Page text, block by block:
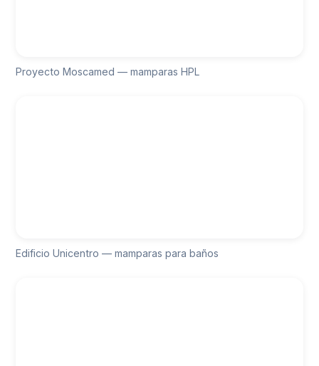
Proyecto Moscamed — mamparas HPL
Edificio Unicentro — mamparas para baños